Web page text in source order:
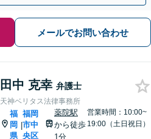
メールでお問い合わせ
田中 克幸 弁護士
天神ベリタス法律事務所
福
岡
県
|
福岡
市中
央区
薬院駅
から徒歩
1分
営業時間：10:00~
19:00（土日祝日）